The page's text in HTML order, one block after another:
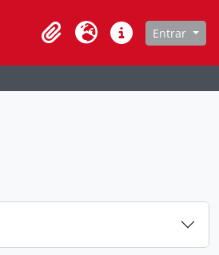
Clipboard
Idioma Atalhos Entrar